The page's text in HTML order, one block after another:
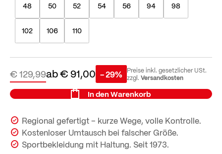
48 50 52 54 56 94 98
102 106 110
ab€ 91,00
€ 129,99 - 29% Preise inkl. gesetzlicher USt.
zzgl. Versandkosten
In den Warenkorb
Regional gefertigt – kurze Wege, volle Kontrolle.
Kostenloser Umtausch bei falscher Größe.
Sportbekleidung mit Haltung. Seit 1973.